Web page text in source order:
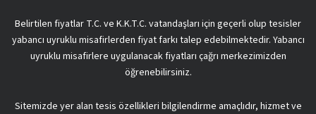
Belirtilen fiyatlar T.C. ve K.K.T.C. vatandaşları için geçerli olup tesisler
yabancı uyruklu misafirlerden fiyat farkı talep edebilmektedir. Yabancı
uyruklu misafirlere uygulanacak fiyatları çağrı merkezimizden
öğrenebilirsiniz.
Sitemizde yer alan tesis özellikleri bilgilendirme amaçlıdır, hizmet ve